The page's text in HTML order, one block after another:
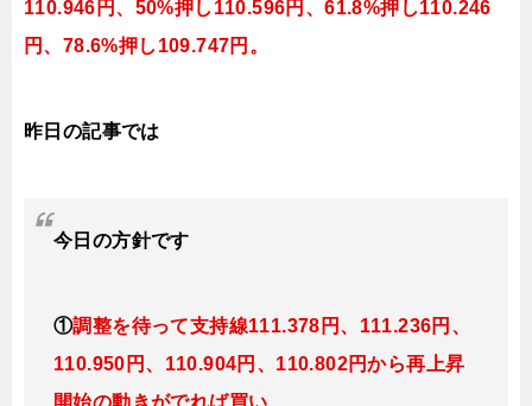
110.946円、50%押し110.596円、61.8%押し110.246
円、78.6%押し109.747円。
昨日の記事では
今日の方針です
①調整を待って支持線111.378円、111.236円、
110.950円、110.904円、110.802円から再上昇